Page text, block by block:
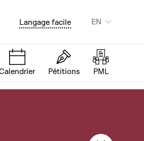
d'accessibilité
Langage facile EN
Pétitions PML